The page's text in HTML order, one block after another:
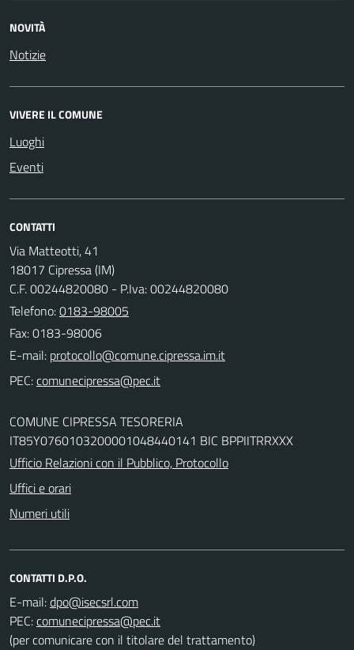
NOVITÀ
Notizie
VIVERE IL COMUNE
Luoghi
Eventi
CONTATTI
Via Matteotti, 41
18017 Cipressa (IM)
C.F. 00244820080 - P.Iva: 00244820080
Telefono:0183-98005
Fax: 0183-98006
E-mail:
PEC:
COMUNE CIPRESSA TESORERIA
IT85Y0760103200001048440141 BIC BPPIITRRXXX
Ufficio Relazioni con il Pubblico, Protocollo
Uffici e orari
Numeri utili
CONTATTI D.P.O.
E-mail:
PEC:
(per comunicare con il titolare del trattamento)